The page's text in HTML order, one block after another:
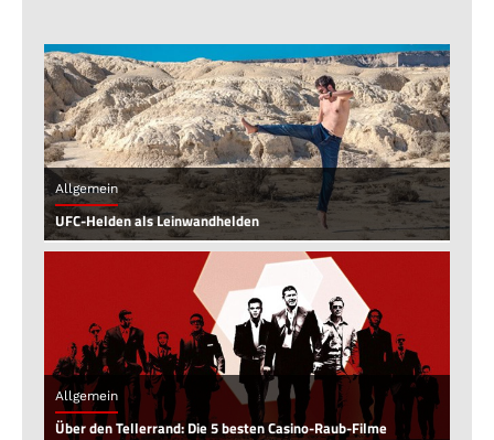
Allgemein
UFC-Helden als Leinwandhelden
Allgemein
Über den Tellerrand: Die 5 besten Casino-Raub-Filme